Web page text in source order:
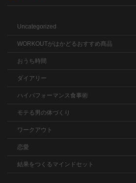
Uncategorized
WORKOUTがはかどるおすすめ商品
おうち時間
ダイアリー
ハイパフォーマンス食事術
モテる男の体づくり
ワークアウト
恋愛
結果をつくるマインドセット